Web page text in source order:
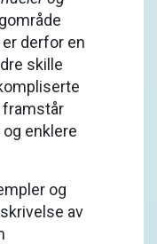
derfor en
skille
framstår
enklere
og
av